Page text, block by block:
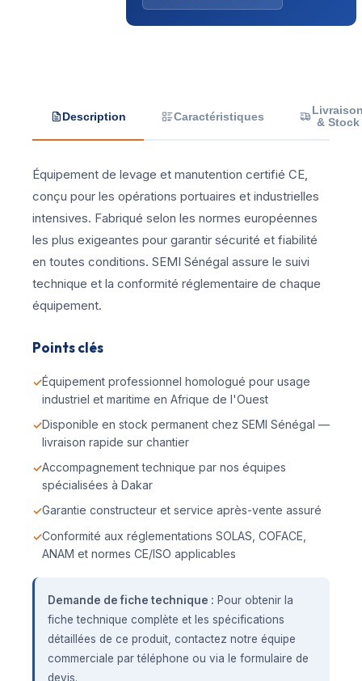
Description Caractéristiques
& Stock
Équipement de levage et manutention certifié CE,
conçu pour les opérations portuaires et industrielles
intensives. Fabriqué selon les normes européennes
les plus exigeantes pour garantir sécurité et fiabilité
en toutes conditions. SEMI Sénégal assure le suivi
technique et la conformité réglementaire de chaque
équipement.
Points clés
Équipement professionnel homologué pour usage
industriel et maritime en Afrique de l'Ouest
Disponible en stock permanent chez SEMI Sénégal —
livraison rapide sur chantier
Accompagnement technique par nos équipes
spécialisées à Dakar
Garantie constructeur et service après-vente assuré
Conformité aux réglementations SOLAS, COFACE,
ANAM et normes CE/ISO applicables
Demande de fiche technique : Pour obtenir la
fiche technique complète et les spécifications
détaillées de ce produit, contactez notre équipe
commerciale par téléphone ou via le formulaire de
devis.